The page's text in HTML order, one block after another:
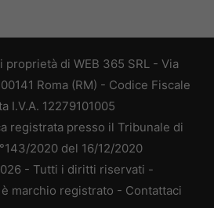
proprietà di WEB 365 SRL - Via
Roma (RM) - Codice Fiscale
I.V.A. 12279101005
registrata presso il Tribunale di
2020 del 16/12/2020
- Tutti i diritti riservati -
è marchio registrato - Contattaci